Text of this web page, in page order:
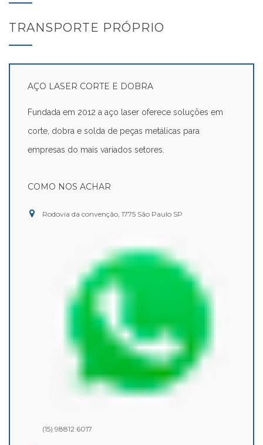
TRANSPORTE PRÓPRIO
AÇO LASER CORTE E DOBRA
Fundada em 2012 a aço laser oferece soluções em
corte, dobra e solda de peças metálicas para
empresas do mais variados setores.
COMO NOS ACHAR
Rodovia da convenção, 1775 São Paulo SP
(15) 98812 6017